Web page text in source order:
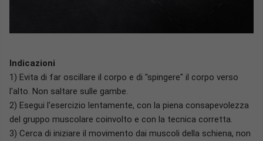
Indicazioni
1) Evita di far oscillare il corpo e di "spingere" il corpo verso
l'alto. Non saltare sulle gambe.
2) Esegui l'esercizio lentamente, con la piena consapevolezza
del gruppo muscolare coinvolto e con la tecnica corretta.
3) Cerca di iniziare il movimento dai muscoli della schiena, non